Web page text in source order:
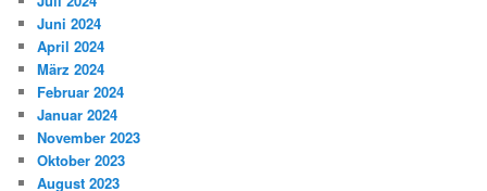
Juni 2024
April 2024
März 2024
Februar 2024
Januar 2024
November 2023
Oktober 2023
August 2023